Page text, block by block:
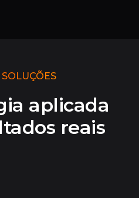
SOLUÇÕES
aplicada
reais